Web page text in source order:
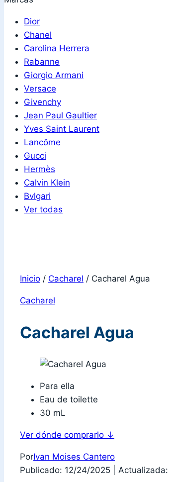
Dior
Chanel
Carolina Herrera
Rabanne
Giorgio Armani
Versace
Givenchy
Jean Paul Gaultier
Yves Saint Laurent
Lancôme
Gucci
Hermès
Calvin Klein
Bvlgari
Ver todas
Inicio / Cacharel / Cacharel Agua
Cacharel
Cacharel Agua
Para ella
Eau de toilette
30 mL
Ver dónde comprarlo ↓
PorIvan Moises Cantero
Publicado: 12/24/2025
Actualizada: